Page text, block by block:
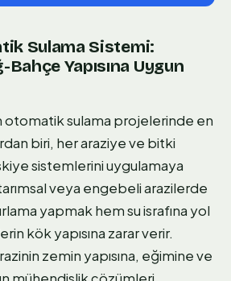
Sulama Sistemi:
Yapısına Uygun
otomatik sulama projelerinde en
biri, her araziye ve bitki
sistemlerini uygulamaya
veya engebeli arazilerde
yapmak hem su israfına yol
kök yapısına zarar verir.
zemin yapısına, eğimine ve